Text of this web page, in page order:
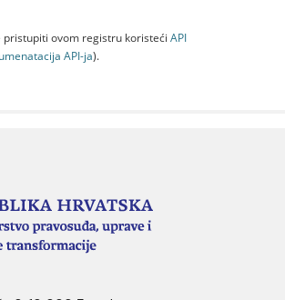
pristupiti ovom registru koristeći API
API-jа).